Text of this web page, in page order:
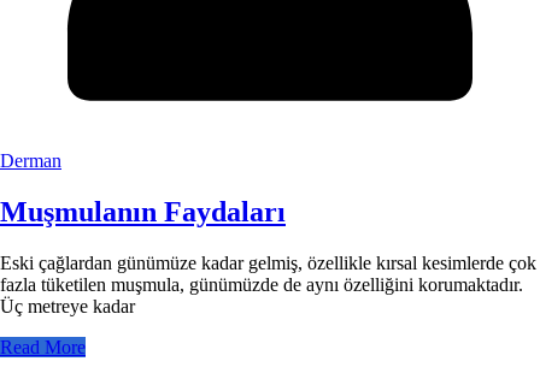
Derman
Muşmulanın Faydaları
Eski çağlardan günümüze kadar gelmiş, özellikle kırsal kesimlerde çok
fazla tüketilen muşmula, günümüzde de aynı özelliğini korumaktadır.
Üç metreye kadar
Read More